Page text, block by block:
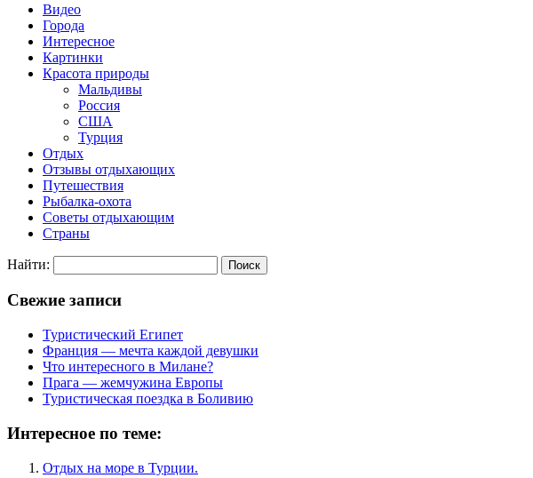
Видео
Города
Интересное
Картинки
Красота природы
Мальдивы
Россия
США
Турция
Отдых
Отзывы отдыхающих
Путешествия
Рыбалка-охота
Советы отдыхающим
Страны
Найти:
Свежие записи
Туристический Египет
Франция — мечта каждой девушки
Что интересного в Милане?
Прага — жемчужина Европы
Туристическая поездка в Боливию
Интересное по теме:
Отдых на море в Турции.